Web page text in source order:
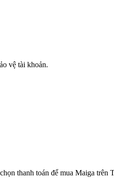
vệ tài khoản.
thanh toán để mua Maiga trên